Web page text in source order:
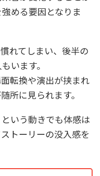
める要因となりま
れてしまい、後半の
います。
転換や演出が挟まれ
所に見られます。
いう動きでも体感は
トーリーの没入感を